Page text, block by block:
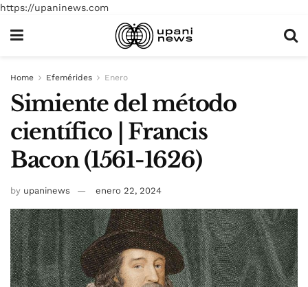
https://upaninews.com
Home Efemérides Enero
Simiente del método
científico | Francis
Bacon (1561-1626)
by upaninews enero 22, 2024